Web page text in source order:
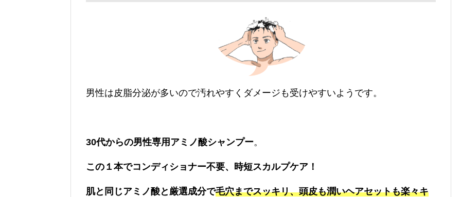
男性は皮脂分泌が多いので汚れやすくダメージも受けやすいようです。
30代からの男性専用アミノ酸シャンプー。
この１本でコンディショナー不要、時短スカルプケア！
肌と同じアミノ酸と厳選成分で毛穴までスッキリ、頭皮も潤いヘアセットも楽々キ